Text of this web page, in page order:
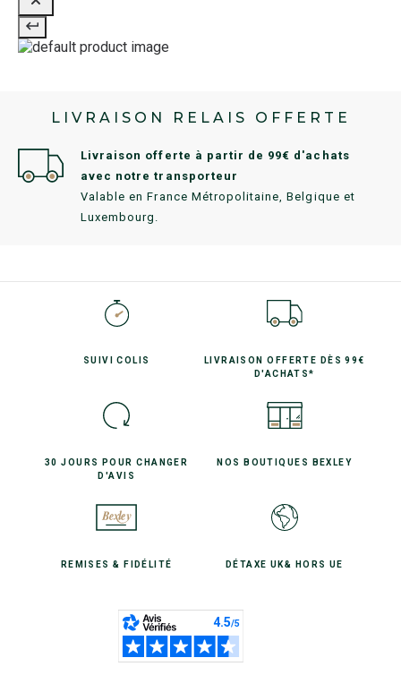
LIVRAISON RELAIS OFFERTE
Livraison offerte à partir de 99€ d'achats
avec notre transporteur
Valable en France Métropolitaine, Belgique et
Luxembourg.
SUIVICOLIS LIVRAISON OFFERTE
DÈS 99€
D'ACHATS*
30 JOURS POURCHANGER
D'AVIS
NOS BOUTIQUES BEXLEY
REMISES& FIDÉLITÉ DÉTAXE UK& HORS UE